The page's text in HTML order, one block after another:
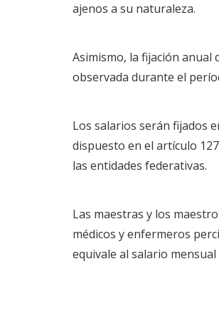
ajenos a su naturaleza.
Asimismo, la fijación anual
observada durante el
Los salarios serán fijados
dispuesto en el artículo
las entidades federativas.
Las maestras y los
médicos y enfermeros
equivale al salario